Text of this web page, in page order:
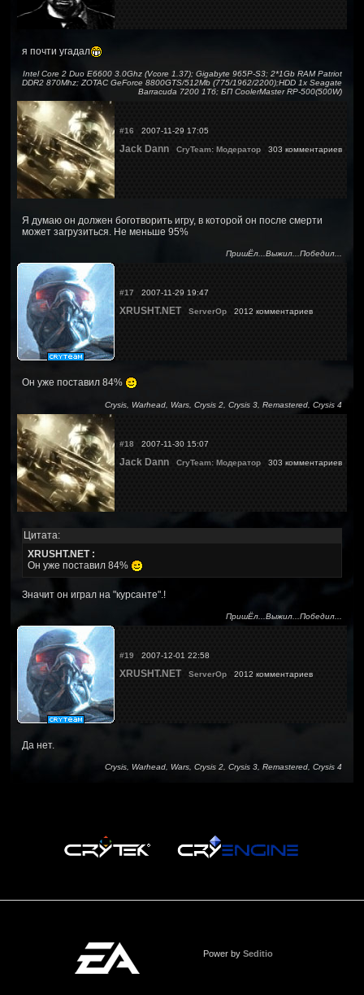
я почти угадал
Intel Core 2 Duo E6600 3.0Ghz (Vcore 1.37); Gigabyte 965P-S3; 2*1Gb RAM Patriot
DDR2 870Mhz; ZOTAC GeForce 8800GTS/512Mb (775/1962/2200);HDD 1x Seagate
Barracuda 7200 1Тб; БП CoolerMaster RP-500(500W)
#16 2007-11-29 17:05
Jack Dann CryTeam: Модератор 303 комментариев
Я думаю он должен боготворить игру, в которой он после смерти
может загрузиться. Не меньше 95%
ПришЁл...Выжил...Победил...
#17 2007-11-29 19:47
XRUSHT.NET ServerOp 2012 комментариев
Он уже поставил 84%
Crysis, Warhead, Wars, Crysis 2, Crysis 3, Remastered, Crysis 4
#18 2007-11-30 15:07
Jack Dann CryTeam: Модератор 303 комментариев
Цитата:
XRUSHT.NET :
Он уже поставил 84%
Значит он играл на "курсанте".!
ПришЁл...Выжил...Победил...
#19 2007-12-01 22:58
XRUSHT.NET ServerOp 2012 комментариев
Да нет.
Crysis, Warhead, Wars, Crysis 2, Crysis 3, Remastered, Crysis 4
Power by Seditio